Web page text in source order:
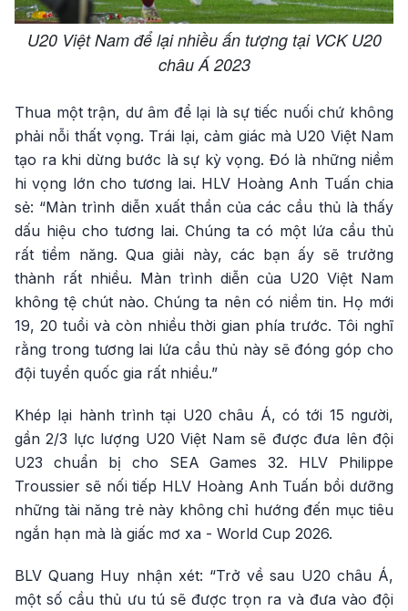
U20 Việt Nam để lại nhiều ấn tượng tại VCK U20
châu Á 2023
Thua một trận, dư âm để lại là sự tiếc nuối chứ không
phải nỗi thất vọng. Trái lại, cảm giác mà U20 Việt Nam
tạo ra khi dừng bước là sự kỳ vọng. Đó là những niềm
hi vọng lớn cho tương lai. HLV Hoàng Anh Tuấn chia
sẻ: “Màn trình diễn xuất thần của các cầu thủ là thấy
dấu hiệu cho tương lai. Chúng ta có một lứa cầu thủ
rất tiềm năng. Qua giải này, các bạn ấy sẽ trưởng
thành rất nhiều. Màn trình diễn của U20 Việt Nam
không tệ chút nào. Chúng ta nên có niềm tin. Họ mới
19, 20 tuổi và còn nhiều thời gian phía trước. Tôi nghĩ
rằng trong tương lai lứa cầu thủ này sẽ đóng góp cho
đội tuyển quốc gia rất nhiều.”
Khép lại hành trình tại U20 châu Á, có tới 15 người,
gần 2/3 lực lượng U20 Việt Nam sẽ được đưa lên đội
U23 chuẩn bị cho SEA Games 32. HLV Philippe
Troussier sẽ nối tiếp HLV Hoàng Anh Tuấn bồi dưỡng
những tài năng trẻ này không chỉ hướng đến mục tiêu
ngắn hạn mà là giấc mơ xa - World Cup 2026.
BLV Quang Huy nhận xét: “Trở về sau U20 châu Á,
một số cầu thủ ưu tú sẽ được trọn ra và đưa vào đội